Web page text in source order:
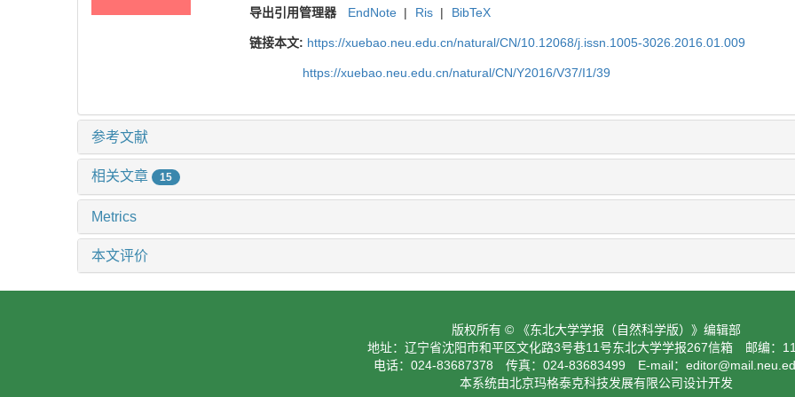
导出引用管理器 EndNote | Ris | BibTeX
链接本文: https://xuebao.neu.edu.cn/natural/CN/10.12068/j.issn.1005-3026.2016.01.009
https://xuebao.neu.edu.cn/natural/CN/Y2016/V37/I1/39
参考文献
相关文章 15
Metrics
本文评价
版权所有 © 《东北大学学报（自然科学版）》编辑部
地址：辽宁省沈阳市和平区文化路3号巷11号东北大学学报267信箱 邮编：
电话：024-83687378 传真：024-83683499 E-mail：
本系统由北京玛格泰克科技发展有限公司设计开发